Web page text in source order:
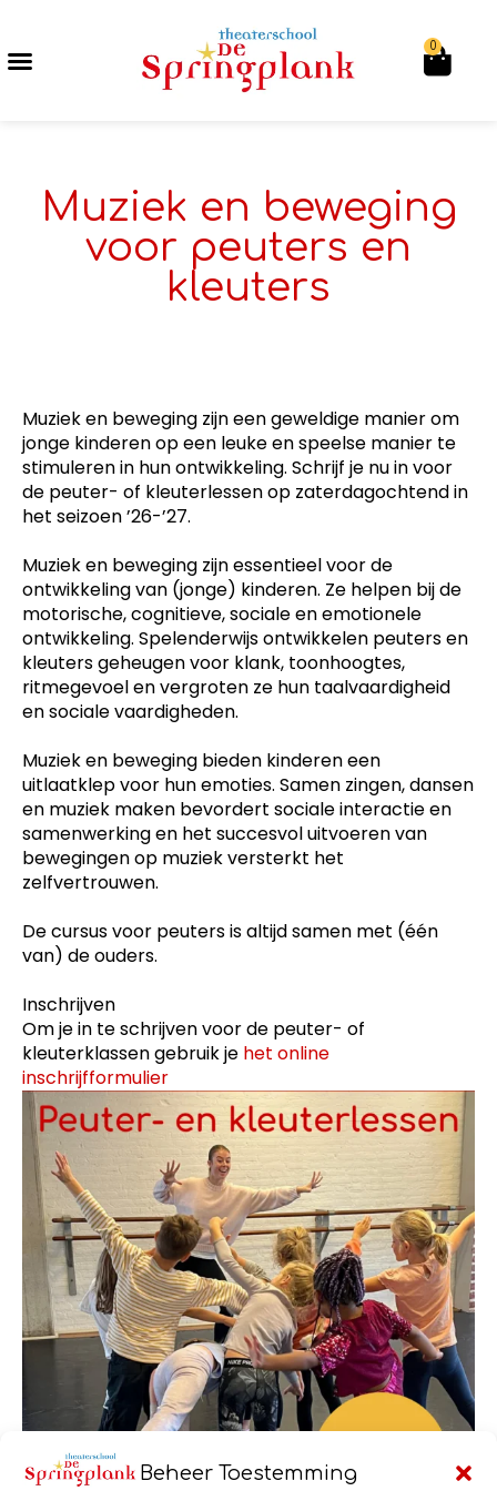
Beheer Toestemming
0
Muziek en beweging
voor peuters en
kleuters
Muziek en beweging zijn een geweldige manier om
jonge kinderen op een leuke en speelse manier te
stimuleren in hun ontwikkeling. Schrijf je nu in voor
de peuter- of kleuterlessen op zaterdagochtend in
het seizoen ’26-’27.
Muziek en beweging zijn essentieel voor de
ontwikkeling van (jonge) kinderen. Ze helpen bij de
motorische, cognitieve, sociale en emotionele
ontwikkeling. Spelenderwijs ontwikkelen peuters en
kleuters geheugen voor klank, toonhoogtes,
ritmegevoel en vergroten ze hun taalvaardigheid
en sociale vaardigheden.
Muziek en beweging bieden kinderen een
uitlaatklep voor hun emoties. Samen zingen, dansen
en muziek maken bevordert sociale interactie en
samenwerking en het succesvol uitvoeren van
bewegingen op muziek versterkt het
zelfvertrouwen.
De cursus voor peuters is altijd samen met (één
van) de ouders.
Inschrijven
Om je in te schrijven voor de peuter- of
kleuterklassen gebruik je het online
inschrijfformulier